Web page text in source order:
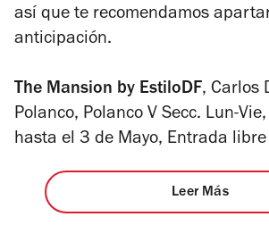
así que te recomendamos
anticipación.
The Mansion by EstiloDF, Carlos
Polanco, Polanco V Secc. Lun-
hasta el 3 de Mayo, Entrada libre
Leer Más